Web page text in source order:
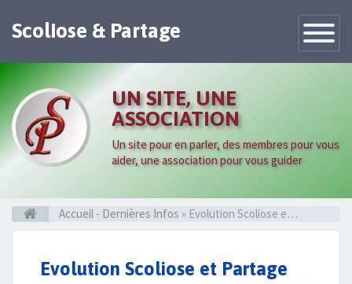
Toggle
Scoliose & Partage
UN SITE, UNE
ASSOCIATION
Un site pour en parler, des membres pour vous
aider, une association pour vous guider
Accueil - Dernières Infos » Evolution Scoliose et Partage
Evolution Scoliose et Partage